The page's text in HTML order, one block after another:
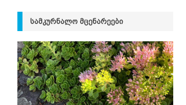
ᲡᲐᲛᲙᲣᲠᲜᲐᲚᲝ ᲛᲪᲔᲜᲐᲠᲔᲔᲑᲘ